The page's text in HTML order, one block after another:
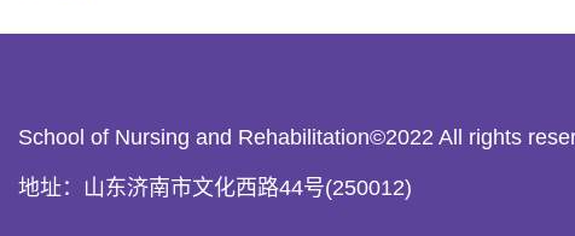
School of Nursing and Rehabilitation©2022 All
地址：山东济南市文化西路44号(250012)